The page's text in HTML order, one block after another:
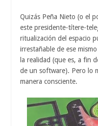
Quizás Peña Nieto (o el
este presidente-títere-
ritualización del espacio
irrestañable de ese
la realidad (que es, a fin
de un software). Pero lo
manera consciente.